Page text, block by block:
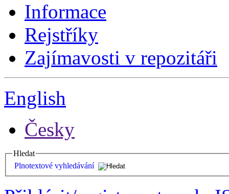
Informace
Rejstříky
Zajímavosti v repozitáři
English
Česky
Hledat
Plnotextové vyhledávání